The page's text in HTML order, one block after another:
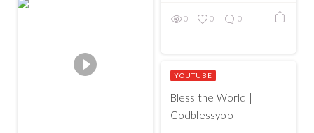
0 0 0
Bless the World |
Godblessyoo
YOUTUBE